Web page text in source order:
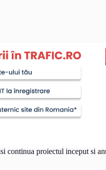
continua proiectul inceput si